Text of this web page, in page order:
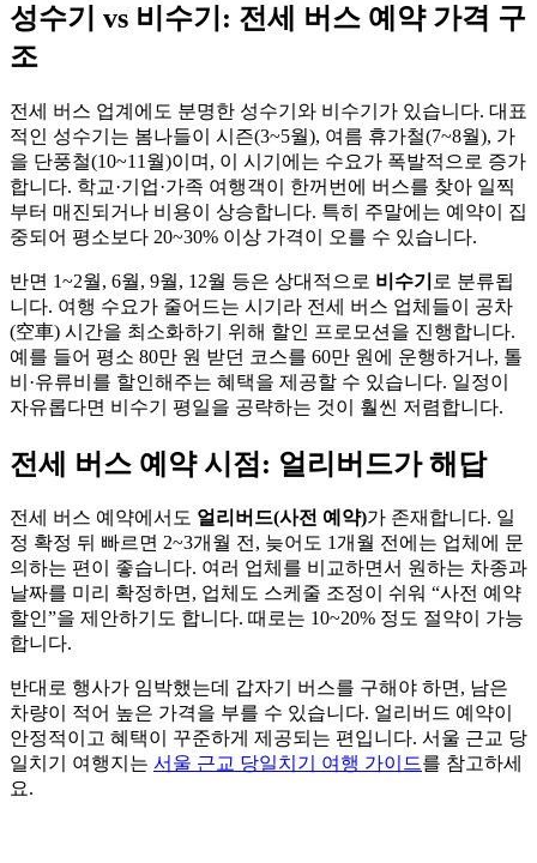
성수기 vs 비수기: 전세 버스 예약 가격 구
조
전세 버스 업계에도 분명한 성수기와 비수기가 있습니다. 대표
적인 성수기는 봄나들이 시즌(3~5월), 여름 휴가철(7~8월), 가
을 단풍철(10~11월)이며, 이 시기에는 수요가 폭발적으로 증가
합니다. 학교·기업·가족 여행객이 한꺼번에 버스를 찾아 일찍
부터 매진되거나 비용이 상승합니다. 특히 주말에는 예약이 집
중되어 평소보다 20~30% 이상 가격이 오를 수 있습니다.
반면 1~2월, 6월, 9월, 12월 등은 상대적으로 비수기 로 분류됩
니다. 여행 수요가 줄어드는 시기라 전세 버스 업체들이 공차
(空車) 시간을 최소화하기 위해 할인 프로모션을 진행합니다.
예를 들어 평소 80만 원 받던 코스를 60만 원에 운행하거나, 톨
비·유류비를 할인해주는 혜택을 제공할 수 있습니다. 일정이
자유롭다면 비수기 평일을 공략하는 것이 훨씬 저렴합니다.
전세 버스 예약 시점: 얼리버드가 해답
전세 버스 예약에서도 얼리버드(사전 예약)가 존재합니다. 일
정 확정 뒤 빠르면 2~3개월 전, 늦어도 1개월 전에는 업체에 문
의하는 편이 좋습니다. 여러 업체를 비교하면서 원하는 차종과
날짜를 미리 확정하면, 업체도 스케줄 조정이 쉬워 “사전 예약
할인”을 제안하기도 합니다. 때로는 10~20% 정도 절약이 가능
합니다.
반대로 행사가 임박했는데 갑자기 버스를 구해야 하면, 남은
차량이 적어 높은 가격을 부를 수 있습니다. 얼리버드 예약이
안정적이고 혜택이 꾸준하게 제공되는 편입니다. 서울 근교 당
일치기 여행지는 서울 근교 당일치기 여행 가이드를 참고하세
요.